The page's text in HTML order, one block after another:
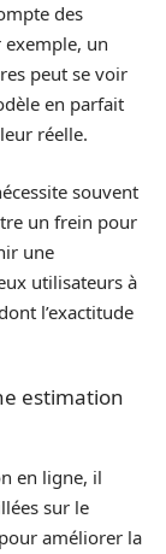
des
exemple, un
peut se voir
en parfait
réelle.
souvent
un frein pour
une
utilisateurs à
l’exactitude
estimation
en ligne, il
sur le
améliorer la